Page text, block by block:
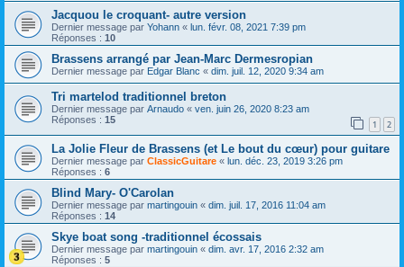
Jacquou le croquant- autre version
Dernier message par Yohann « lun. févr. 08, 2021 7:39 pm
Réponses : 10
Brassens arrangé par Jean-Marc Dermesropian
Dernier message par Edgar Blanc « dim. juil. 12, 2020 9:34 am
Tri martelod traditionnel breton
Dernier message par Arnaudo « ven. juin 26, 2020 8:23 am
Réponses : 15 1 2
La Jolie Fleur de Brassens (et Le bout du cœur) pour guitare
Dernier message par ClassicGuitare « lun. déc. 23, 2019 3:26 pm
Réponses : 6
Blind Mary- O'Carolan
Dernier message par martingouin « dim. juil. 17, 2016 11:04 am
Réponses : 14
Skye boat song -traditionnel écossais
Dernier message par martingouin « dim. avr. 17, 2016 2:32 am
Réponses : 5